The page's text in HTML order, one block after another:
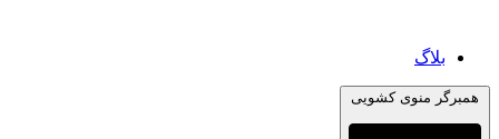
بلاگ
همبرگر منوی کشویی